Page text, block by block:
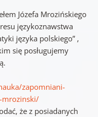
Józefa Mrozińskiego
językoznawstwa
języka polskiego” ,
się posługujemy
zapomniani-
mrozinski/
że z posiadanych